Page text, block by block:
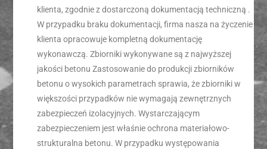
klienta, zgodnie z dostarczoną dokumentacją techniczną .
W przypadku braku dokumentacji, firma nasza na życzenie
klienta opracowuje kompletną dokumentację
wykonawczą. Zbiorniki wykonywane są z najwyższej
jakości betonu Zastosowanie do produkcji zbiorników
betonu o wysokich parametrach sprawia, że zbiorniki w
większości przypadków nie wymagają zewnętrznych
zabezpieczeń izolacyjnych. Wystarczającym
zabezpieczeniem jest właśnie ochrona materiałowo-
strukturalna betonu. W przypadku występowania